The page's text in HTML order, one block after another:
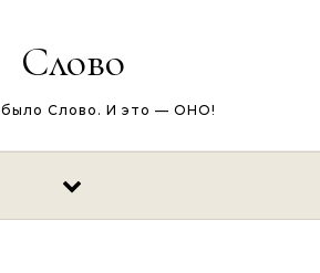
Слово
было Слово. И это — ОНО!